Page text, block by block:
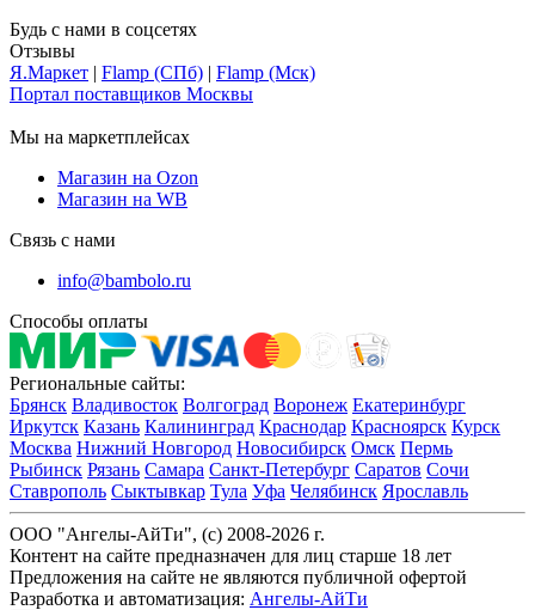
Будь с нами в соцсетях
Отзывы
Я.Маркет | Flamp (СПб) | Flamp (Мск)
Портал поставщиков Москвы
Мы на маркетплейсах
Магазин на Ozon
Магазин на WB
Связь с нами
info@bambolo.ru
Способы оплаты
Региональные сайты:
Брянск Владивосток Волгоград Воронеж Екатеринбург
Иркутск Казань Калининград Краснодар Красноярск Курск
Москва Нижний Новгород Новосибирск Омск Пермь
Рыбинск Рязань Самара Санкт-Петербург Саратов Сочи
Ставрополь Сыктывкар Тула Уфа Челябинск Ярославль
ООО "Ангелы-АйТи", (c) 2008-2026 г.
Контент на сайте предназначен для лиц старше 18 лет
Предложения на сайте не являются публичной офертой
Разработка и автоматизация: Ангелы-АйТи